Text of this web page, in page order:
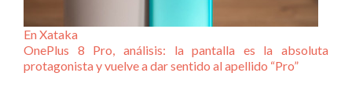
En Xataka
OnePlus 8 Pro, análisis: la pantalla es la absoluta
protagonista y vuelve a dar sentido al apellido “Pro”